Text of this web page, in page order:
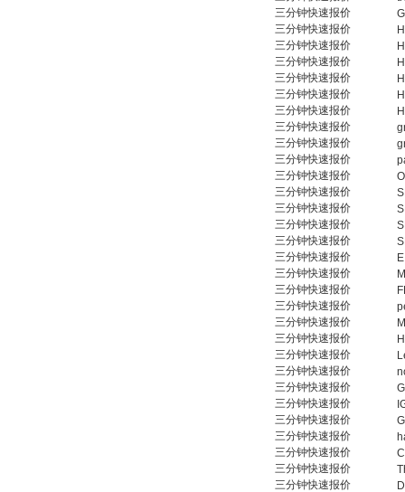
三分钟快速报价
三分钟快速报价
三分钟快速报价
三分钟快速报价
三分钟快速报价
三分钟快速报价
三分钟快速报价
三分钟快速报价
三分钟快速报价
三分钟快速报价
三分钟快速报价
三分钟快速报价
三分钟快速报价
三分钟快速报价
三分钟快速报价
三分钟快速报价
三分钟快速报价
三分钟快速报价
三分钟快速报价
三分钟快速报价
三分钟快速报价
三分钟快速报价
三分钟快速报价
三分钟快速报价
三分钟快速报价
三分钟快速报价
三分钟快速报价
三分钟快速报价
三分钟快速报价
三分钟快速报价